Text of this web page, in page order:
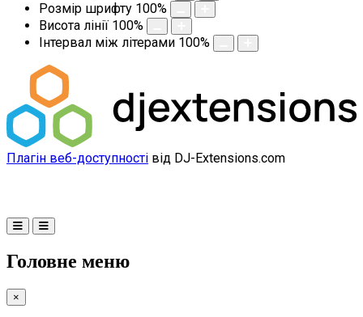
Розмір шрифту 100%
Висота лінії 100%
Інтервал між літерами 100%
Плагін веб-доступності від DJ-Extensions.com
Головне меню
×